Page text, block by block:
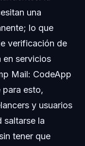
una
lo que
verificación de
en servicios
Mail: CodeApp
para esto,
y usuarios
saltarse la
tener que